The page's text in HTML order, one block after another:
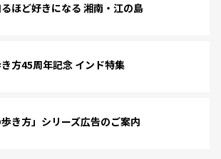
ほど好きになる 湘南・江の島
方45周年記念 インド特集
歩き方」シリーズ広告のご案内